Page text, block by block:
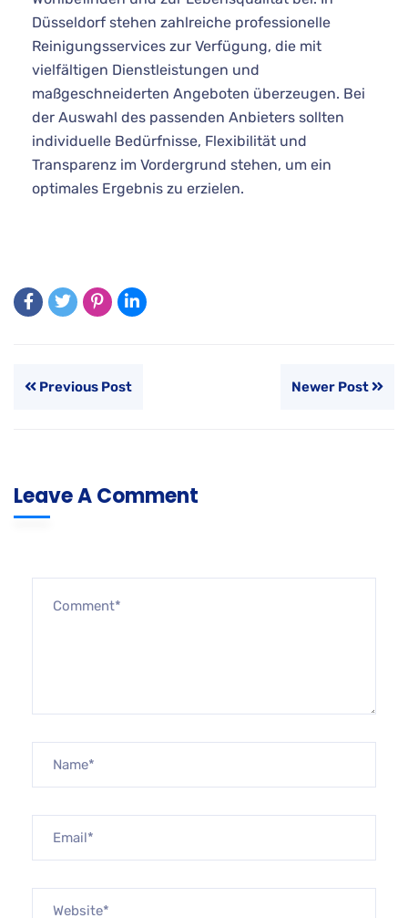
Düsseldorf stehen zahlreiche professionelle
Reinigungsservices zur Verfügung, die mit
vielfältigen Dienstleistungen und
maßgeschneiderten Angeboten überzeugen. Bei
der Auswahl des passenden Anbieters sollten
individuelle Bedürfnisse, Flexibilität und
Transparenz im Vordergrund stehen, um ein
optimales Ergebnis zu erzielen.
Previous Post Newer Post
Leave A Comment